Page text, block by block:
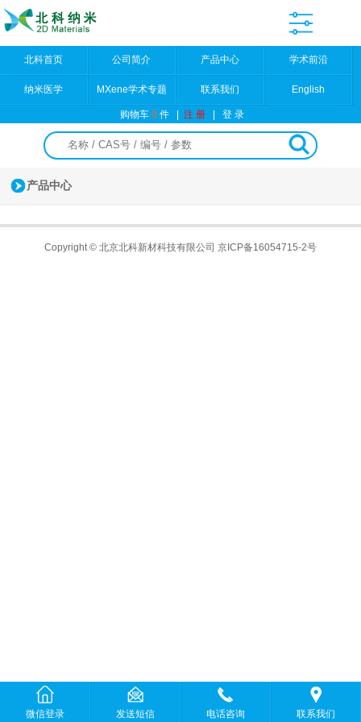
北科首页 公司简介 产品中心 学术前沿
纳米医学 MXene学术专题 联系我们 English
购物车0件 |注 册 |登 录
产品中心
Copyright © 北京北科新材科技有限公司 京ICP备16054715-2号
微信登录 发送短信 电话咨询 联系我们